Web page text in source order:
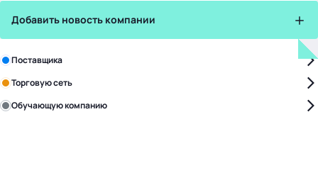
Добавить новость компании
Зарегистрируйте в бизнес-центре:
Поставщика
Торговую сеть
Обучающую компанию